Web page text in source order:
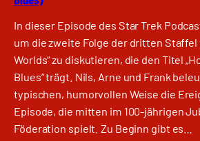
In dieser Episode des Star Trek
um die zweite Folge der dritten Staffel
Worlds“ zu diskutieren, die den Titel
Blues“ trägt. Nils, Arne und Frank
typischen, humorvollen Weise die
Episode, die mitten im 100-jährigen
Föderation spielt. Zu Beginn gibt es…